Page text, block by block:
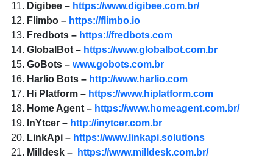
Digibee – https://www.digibee.com.br/
Flimbo – https://flimbo.io
Fredbots – https://fredbots.com
GlobalBot – https://www.globalbot.com.br
GoBots – www.gobots.com.br
Harlio Bots – http://www.harlio.com
Hi Platform – https://www.hiplatform.com
Home Agent – https://www.homeagent.com.br/
InYtcer – http://inytcer.com.br
LinkApi – https://www.linkapi.solutions
Milldesk –
https://www.milldesk.com.br/